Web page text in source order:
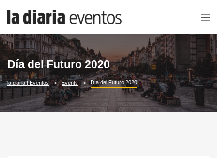
Día del Futuro 2020
la diaria | Eventos Events Día del Futuro 2020